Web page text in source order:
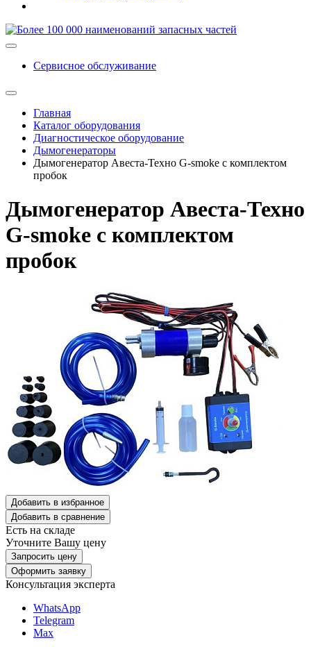
Сервисное обслуживание
Главная
Каталог оборудования
Диагностическое оборудование
Дымогенераторы
Дымогенератор Авеста-Техно G-smoke с комплектом
пробок
Дымогенератор Авеста-Техно
G-smoke с комплектом
пробок
Добавить в избранное
Добавить в сравнение
Есть на складе
Уточните Вашу цену
Запросить цену
Оформить заявку
Консультация эксперта
WhatsApp
Telegram
Max